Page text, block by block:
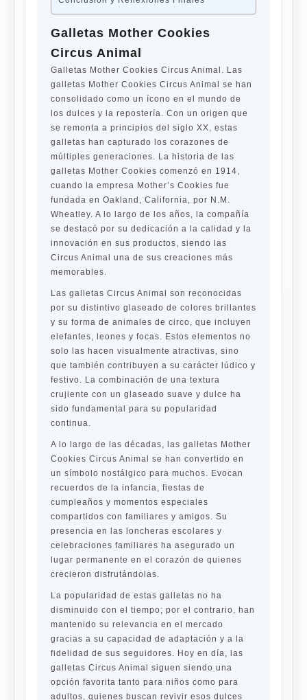
Galletas Mother Cookies
Circus Animal
Galletas Mother Cookies Circus Animal. Las
galletas Mother Cookies Circus Animal se han
consolidado como un ícono en el mundo de
los dulces y la repostería. Con un origen que
se remonta a principios del siglo XX, estas
galletas han capturado los corazones de
múltiples generaciones. La historia de las
galletas Mother Cookies comenzó en 1914,
cuando la empresa Mother’s Cookies fue
fundada en Oakland, California, por N.M.
Wheatley. A lo largo de los años, la compañía
se destacó por su dedicación a la calidad y la
innovación en sus productos, siendo las
Circus Animal una de sus creaciones más
memorables.
Las galletas Circus Animal son reconocidas
por su distintivo glaseado de colores brillantes
y su forma de animales de circo, que incluyen
elefantes, leones y focas. Estos elementos no
solo las hacen visualmente atractivas, sino
que también contribuyen a su carácter lúdico y
festivo. La combinación de una textura
crujiente con un glaseado suave y dulce ha
sido fundamental para su popularidad
continua.
A lo largo de las décadas, las galletas Mother
Cookies Circus Animal se han convertido en
un símbolo nostálgico para muchos. Evocan
recuerdos de la infancia, fiestas de
cumpleaños y momentos especiales
compartidos con familiares y amigos. Su
presencia en las loncheras escolares y
celebraciones familiares ha asegurado un
lugar permanente en el corazón de quienes
crecieron disfrutándolas.
La popularidad de estas galletas no ha
disminuido con el tiempo; por el contrario, han
mantenido su relevancia en el mercado
gracias a su capacidad de adaptación y a la
fidelidad de sus seguidores. Hoy en día, las
galletas Circus Animal siguen siendo una
opción favorita tanto para niños como para
adultos, quienes buscan revivir esos dulces